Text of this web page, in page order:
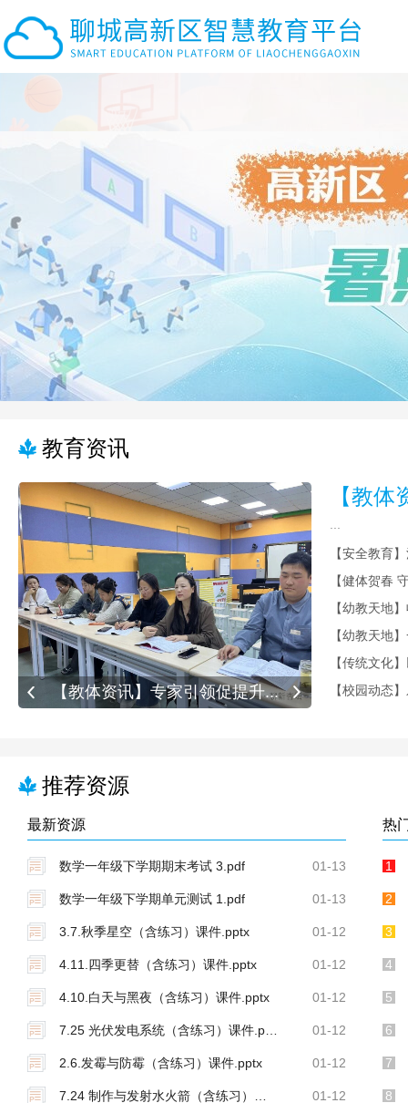
教育资讯
【教体资讯】专家引领促提升... 【安全
【教
推荐资源
最新资源
数学一年级下学期期末考试 3.pdf 01-13
数学一年级下学期单元测试 1.pdf 01-13
3.7.秋季星空（含练习）课件.pptx 01-12
4.11.四季更替（含练习）课件.pptx 01-12
4.10.白天与黑夜（含练习）课件.pptx 01-12
01-12
2.6.发霉与防霉（含练习）课件.pptx 01-12
01-12
热
1
2
3
4
5
6
7
8